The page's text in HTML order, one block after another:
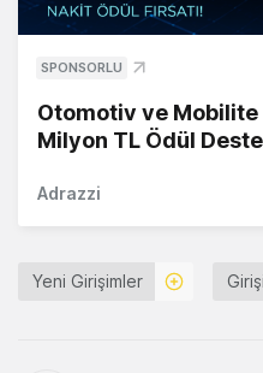
SPONSORLU
Otomotiv ve
Milyon TL Ödül
Adrazzi
Yeni Girişimler